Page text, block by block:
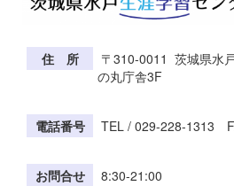
住 所
〒310-0011 茨城県水
の丸庁舎3F
電話番号 TEL / 029-228-1313
お問合せ 8:30-21:00